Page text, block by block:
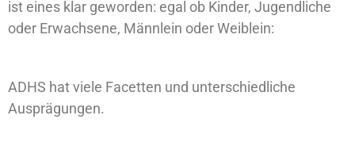
ist eines klar geworden: egal ob Kinder, Jugendliche
oder Erwachsene, Männlein oder Weiblein:
ADHS hat viele Facetten und unterschiedliche
Ausprägungen.